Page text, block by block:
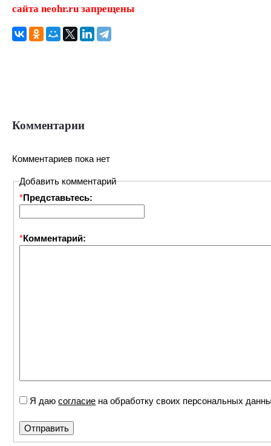
сайта neohr.ru запрещены
Комментарии
Комментариев пока нет
Добавить комментарий
*Представьтесь:
*Комментарий:
Я даюсогласие на обработку своих персональных